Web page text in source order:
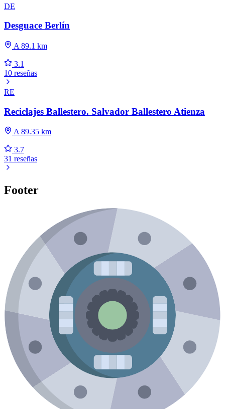
DE
Desguace Berlín
A 89.1 km
3.1
10 reseñas
RE
Reciclajes Ballestero. Salvador Ballestero Atienza
A 89.35 km
3.7
31 reseñas
Footer